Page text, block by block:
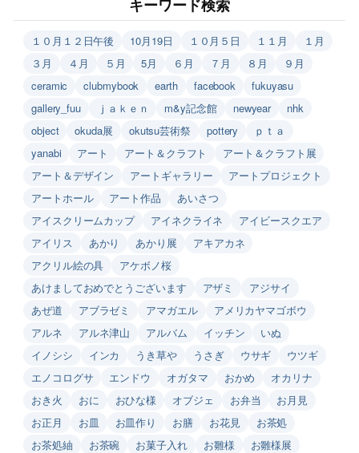
キーワード検索
１０月１２日午後 10月19日 １０月５日 １１月
１月
３月
４月 ５月 5月 ６月 ７月 ８月
９月
ceramic
clubmybook earth facebook
fukuyasu
gallery_fuu
ｊａｋｅｎ m&y記念館 newyear
nhk
object
okuda展 okutsu芸術祭 pottery
ｐｔａ
yanabi
アート アート＆クラフト
アート＆クラフト展
アート＆デザイン
アートギャラリー
アートプロジェクト
アートホール
アート作品
あいさつ
アイスクリームカップ
アイネクライネ
アイビースクエア
アイリス
あかり あかり展
アキアカネ
アクリル絵の具
アケボノ桜
あけましておめでとうございます
アザミ
アジサイ
あぜ道
アブラゼミ アマガエル
アメリカヤマゴボウ
アルネ
アルネ津山 アルバム イッチン
いぬ
イノシシ
インカ うき草や うさぎ ウサギ
ウツギ
エノコログサ
エンドウ オガタマ おかめ
オカリナ
おき火
おに おひな様 オブジェ お弁当
お月見
お正月
お皿 お皿作り お膳 お花見
お茶処
お茶処紬
お茶碗 お菓子入れ お雛様
お雛様展